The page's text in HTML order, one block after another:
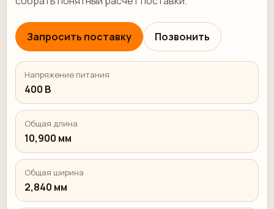
Запросить поставку Позвонить
Напряжение питания
400 В
Общая длина
10,900 мм
Общая ширина
2,840 мм